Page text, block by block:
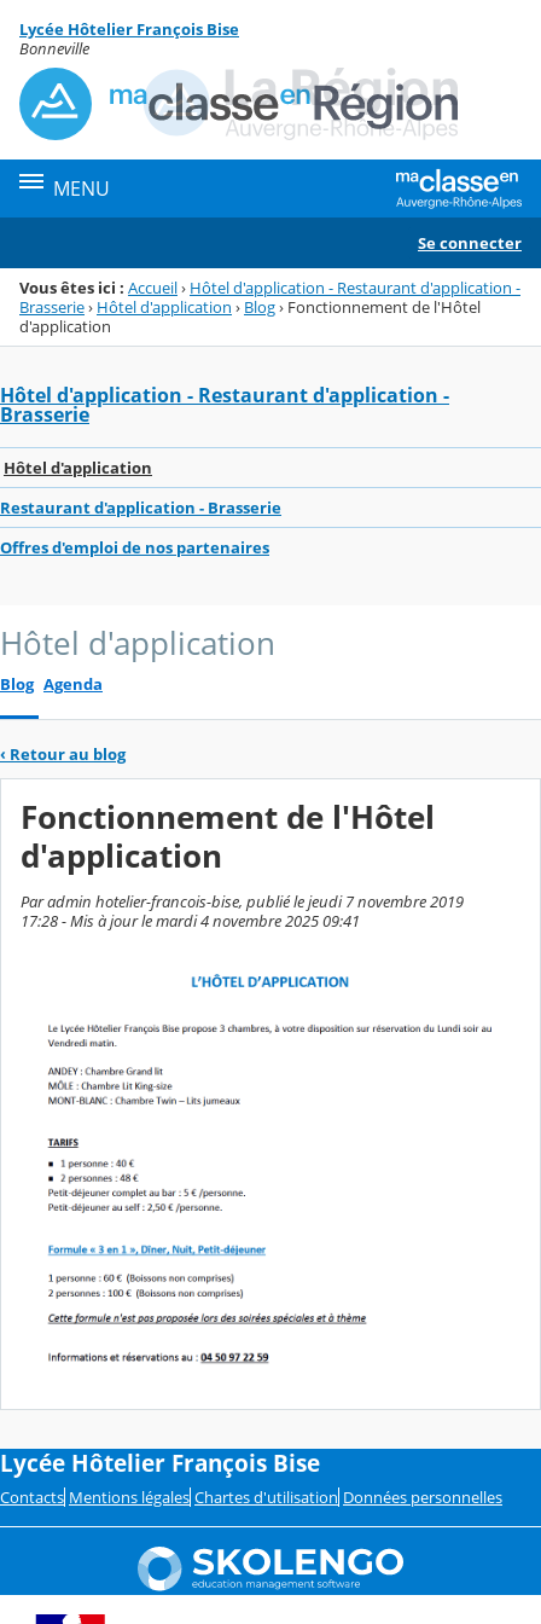
Menu de la rubrique
Contenu
Lycée Hôtelier François Bise
Bonneville
MENU
Se connecter
Vous êtes ici : Accueil› Hôtel d'application - Restaurant d'application -
Brasserie› Hôtel d'application › Blog› Fonctionnement de l'Hôtel
d'application
Hôtel d'application - Restaurant d'application -
Brasserie
Hôtel d'application
Restaurant d'application - Brasserie
Offres d'emploi de nos partenaires
Hôtel d'application
Blog Agenda
‹ Retour au blog
Fonctionnement de l'Hôtel
d'application
Par admin hotelier-francois-bise, publié le jeudi 7 novembre 2019
17:28 - Mis à jour le mardi 4 novembre 2025 09:41
Lycée Hôtelier François Bise
Contacts Mentions légales Chartes d'utilisation Données personnelles